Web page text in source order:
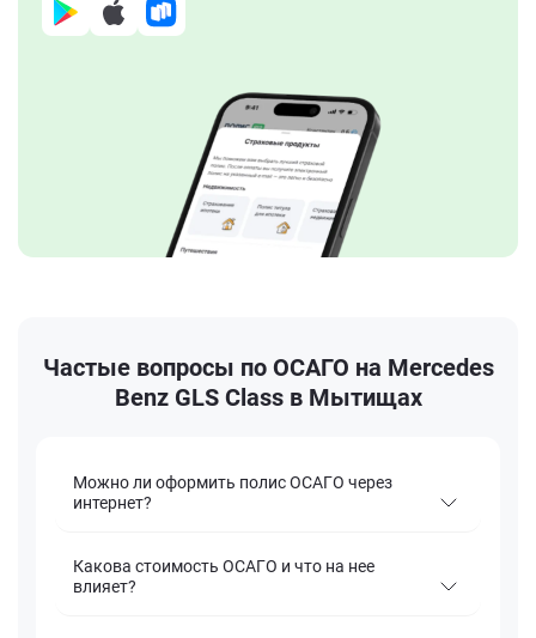
Частые вопросы по ОСАГО на Mercedes
Benz GLS Class в Мытищах
Можно ли оформить полис ОСАГО через
интернет?
Какова стоимость ОСАГО и что на нее
влияет?